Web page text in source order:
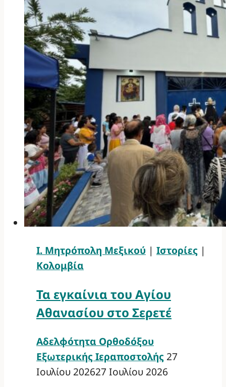
Ι. Μητρόπολη Μεξικού | Ιστορίες |
Κολομβία
Τα εγκαίνια του Αγίου
Αθανασίου στο Σερετέ
Αδελφότητα Ορθοδόξου
Εξωτερικής Ιεραποστολής 27
Ιουλίου 202627 Ιουλίου 2026